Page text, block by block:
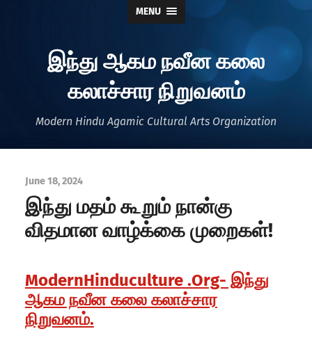
MENU
இந்து ஆகம நவீன கலை
கலாச்சார நிறுவனம்
Modern Hindu Agamic Cultural Arts Organization
June 18, 2024
இந்து மதம் கூறும் நான்கு
விதமான வாழ்க்கை முறைகள்!
ModernHinduculture .Org- இந்து
ஆகம நவீன கலை கலாச்சார
நிறுவனம்.